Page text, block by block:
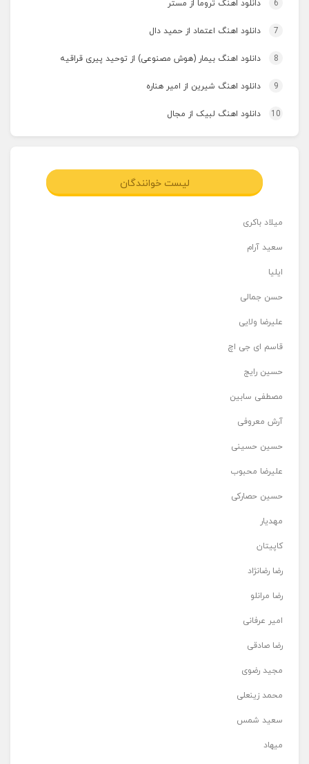
6 دانلود اهنگ تروما از مستر
7 دانلود اهنگ اعتماد از حمید دال
8 دانلود اهنگ بیمار (هوش مصنوعی) از توحید پیری قراقیه
9 دانلود اهنگ شیرین از امیر هناره
10 دانلود اهنگ لبیک از مجال
لیست خوانندگان
میلاد باکری
سعید آرام
ایلیا
حسن جمالی
علیرضا ولایی
قاسم ای جی اچ
حسین رایج
مصطفی سابین
آرش معروفی
حسین حسینی
علیرضا محبوب
حسین حصارکی
مهدیار
کاپیتان
رضا رضانژاد
رضا مرانلو
امیر عرفانی
رضا صادقی
مجید رضوی
محمد زینعلی
سعید شمس
میهاد